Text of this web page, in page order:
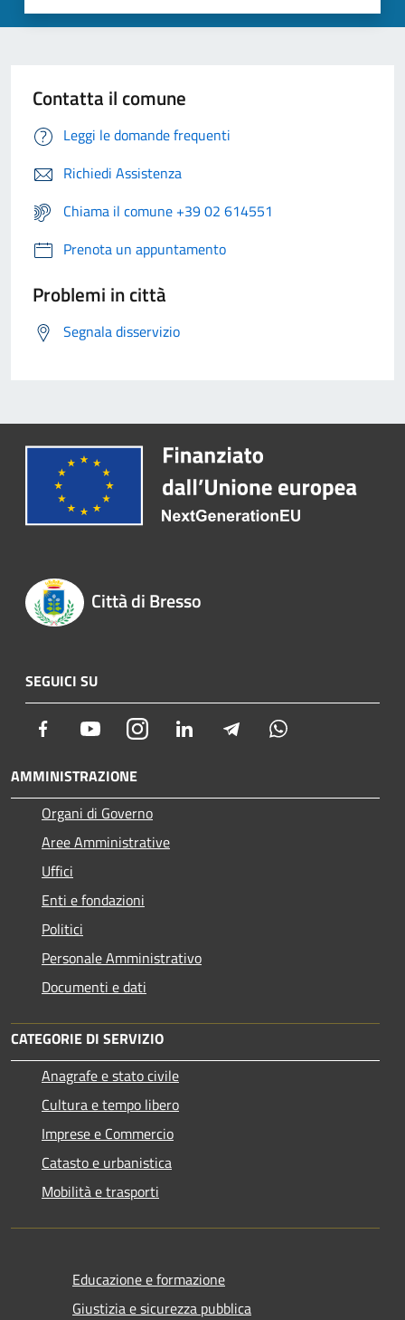
Contatta il comune
Leggi le domande frequenti
Richiedi Assistenza
Chiama il comune +39 02 614551
Prenota un appuntamento
Problemi in città
Segnala disservizio
Città di Bresso
SEGUICI SU
Facebook YoutubeInstagram LinkedIn Telegram
AMMINISTRAZIONE
Organi di Governo
Aree Amministrative
Uffici
Enti e fondazioni
Politici
Personale Amministrativo
Documenti e dati
CATEGORIE DI SERVIZIO
Anagrafe e stato civile
Cultura e tempo libero
Imprese e Commercio
Catasto e urbanistica
Mobilità e trasporti
Educazione e formazione
Giustizia e sicurezza pubblica